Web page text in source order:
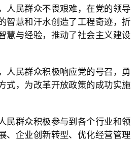
人民群众不畏艰难，在党的领导
智慧和汗水创造了工程奇迹，折
慧与经验，推动了社会主义建设
人民群众积极响应党的号召，勇
式，为改革开放政策的成功实施
民群众积极参与到各个行业和领
、企业创新转型、优化经营管理